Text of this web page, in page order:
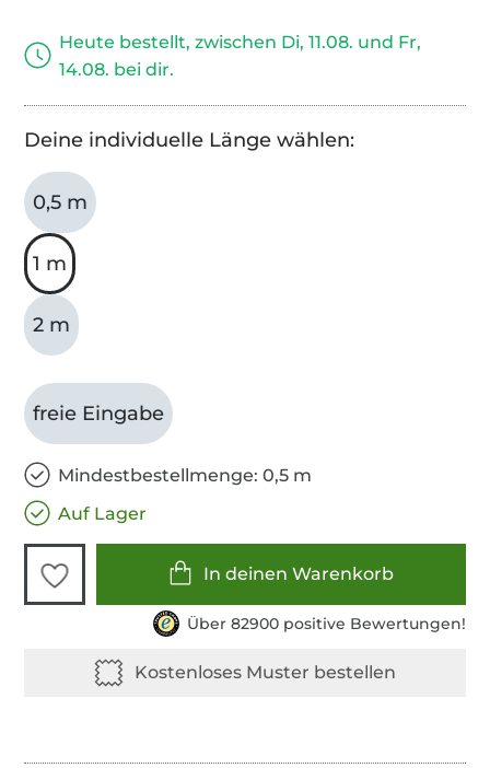
Heute bestellt, zwischen Di, 11.08. und Fr,
14.08. bei dir.
Deine individuelle Länge wählen:
0,5 m
1 m
2 m
freie Eingabe
Mindestbestellmenge: 0,5 m
Auf Lager
In deinen Warenkorb
Über 82900 positive Bewertungen!